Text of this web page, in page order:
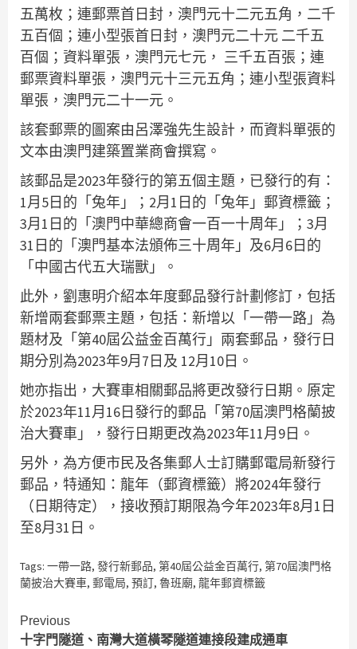
五萬枚；連郵票首日封，澳門元十二元五角，二千
五百個；連小型張首日封，澳門元二十元 二千五
百個；資料單張，澳門元七元， 三千五百張；連
郵票資料單張，澳門元十三元五角；連小型張資料
單張，澳門元二十一元。
該套郵票的圖案由呂澤強先生設計，而資料單張的
文本由澳門建築置業商會撰寫。
該郵品是2023年發行的第五個主題，已發行的有：
1月5日的「兔年」；2月1日的「兔年」郵資標籤；
3月1日的「澳門中華總商會一百一十周年」；3月
31日的「澳門基本法頒佈三十周年」及6月6日的
「中國古代五大瑞獸」。
此外，劉惠明介紹本年度郵品發行計劃修訂，包括
新增兩套郵票主題，包括：新增以「一帶一路」為
題材及「第40屆公益金百萬行」兩套郵品，發行日
期分別為2023年9月7日及 12月10日。
她亦指出，大賽車相關郵品將更改發行日期。原定
於2023年11月16日發行的郵品「第70屆澳門格蘭披
治大賽車」，發行日期更改為2023年11月9日。
另外，為方便市民及各集郵人士訂購郵電局新發行
郵品，特通知：龍年（郵資標籤）將2024年發行
（日期待定），接收預訂期限為今年2023年8月1日
至8月31日。
Tags: 一帶一路, 發行新郵品, 第40屆公益金百萬行, 第70屆澳門格
蘭披治大賽車, 郵電局, 預訂, 魯班廟, 龍年郵資標籤
Continue
Previous
十字門隧道、南灣大道橫琴隧道連接段建成通車